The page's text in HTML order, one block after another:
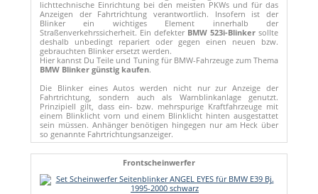
lichttechnische Einrichtung bei den meisten PKWs und für das
Anzeigen der Fahrtrichtung verantwortlich. Insofern ist der
Blinker ein wichtiges Element innerhalb der
Straßenverkehrssicherheit. Ein defekterBMW 523i-Blinker sollte
deshalb unbedingt repariert oder gegen einen neuen bzw.
gebrauchten Blinker ersetzt werden.
Hier kannst Du Teile und Tuning für BMW-Fahrzeuge zum Thema
BMW Blinker günstig kaufen.
Die Blinker eines Autos werden nicht nur zur Anzeige der
Fahrtrichtung, sondern auch als Warnblinkanlage genutzt.
Prinzipiell gilt, dass ein- bzw. mehrspurige Kraftfahrzeuge mit
einem Blinklicht vorn und einem Blinklicht hinten ausgestattet
sein müssen. Anhänger benötigen hingegen nur am Heck über
so genannte Fahrtrichtungsanzeiger.
Frontscheinwerfer